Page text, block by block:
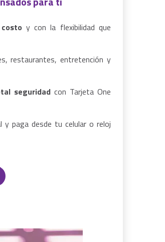
y con la flexibilidad que
restaurantes, entretención y
seguridadcon Tarjeta One
paga desde tu celular o reloj